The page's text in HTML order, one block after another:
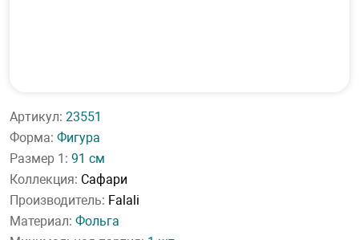
Артикул: 23551
Форма: Фигура
Размер 1: 91 см
Коллекция: Сафари
Производитель: Falali
Материал: Фольга